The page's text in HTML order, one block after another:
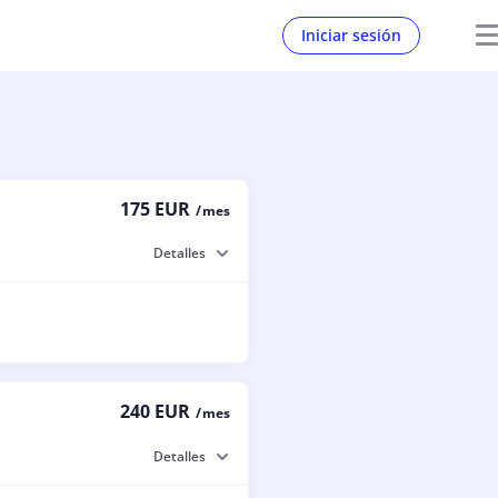
Iniciar sesión
175 EUR / mes
Detalles
240 EUR / mes
Detalles